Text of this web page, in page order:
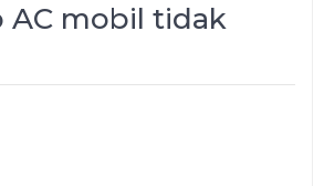
AC mobil tidak